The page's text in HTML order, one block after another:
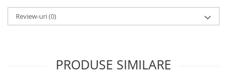
Review-uri(0)
PRODUSE SIMILARE